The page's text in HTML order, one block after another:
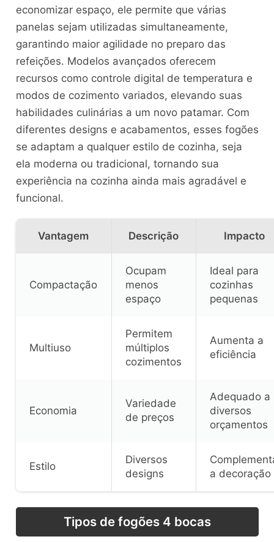
economizar espaço, ele permite que várias
panelas sejam utilizadas simultaneamente,
garantindo maior agilidade no preparo das
refeições. Modelos avançados oferecem
recursos como controle digital de temperatura e
modos de cozimento variados, elevando suas
habilidades culinárias a um novo patamar. Com
diferentes designs e acabamentos, esses fogões
se adaptam a qualquer estilo de cozinha, seja
ela moderna ou tradicional, tornando sua
experiência na cozinha ainda mais agradável e
funcional.
Vantagem Descrição Impacto
Compactação
Ocupam
menos
espaço
Ideal para
cozinhas
pequenas
Multiuso
Permitem
múltiplos
cozimentos
Aumenta a
eficiência
Economia
Variedade
de preços
Adequado a
diversos
orçamentos
Estilo
Diversos
designs
a decoração
Tipos de fogões 4 bocas